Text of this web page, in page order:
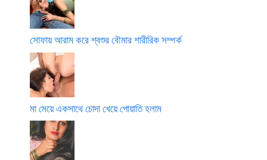
সোফায় আরাম করে শ্বশুর বৌমার শারীরিক সম্পর্ক
মা মেয়ে একসাথে চোদা খেয়ে পোয়াতি হলাম